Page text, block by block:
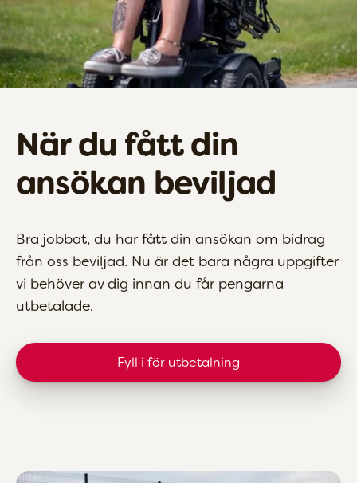
När du fått din
ansökan beviljad
Bra jobbat, du har fått din ansökan om bidrag
från oss beviljad. Nu är det bara några uppgifter
vi behöver av dig innan du får pengarna
utbetalade.
Fyll i för utbetalning